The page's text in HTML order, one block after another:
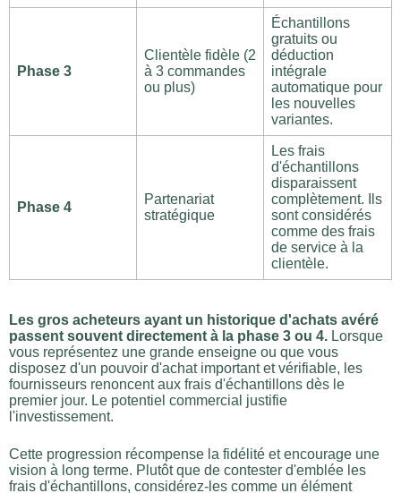
Phase 3
Clientèle fidèle (2
à 3 commandes
ou plus)
Échantillons
gratuits ou
déduction
intégrale
automatique pour
les nouvelles
variantes.
Phase 4
Partenariat
stratégique
Les frais
d'échantillons
disparaissent
complètement. Ils
sont considérés
comme des frais
de service à la
clientèle.
Les gros acheteurs ayant un historique d'achats avéré
passent souvent directement à la phase 3 ou 4. Lorsque
vous représentez une grande enseigne ou que vous
disposez d'un pouvoir d'achat important et vérifiable, les
fournisseurs renoncent aux frais d'échantillons dès le
premier jour. Le potentiel commercial justifie
l'investissement.
Cette progression récompense la fidélité et encourage une
vision à long terme. Plutôt que de contester d'emblée les
frais d'échantillons, considérez-les comme un élément